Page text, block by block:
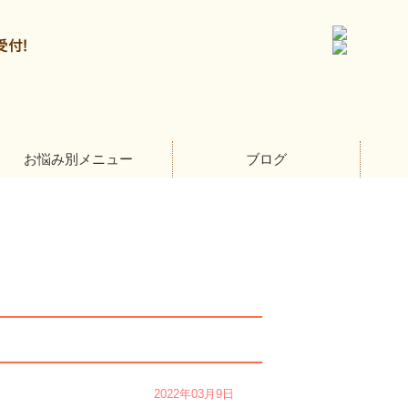
お悩み別メニュー ブログ
2022年03月9日